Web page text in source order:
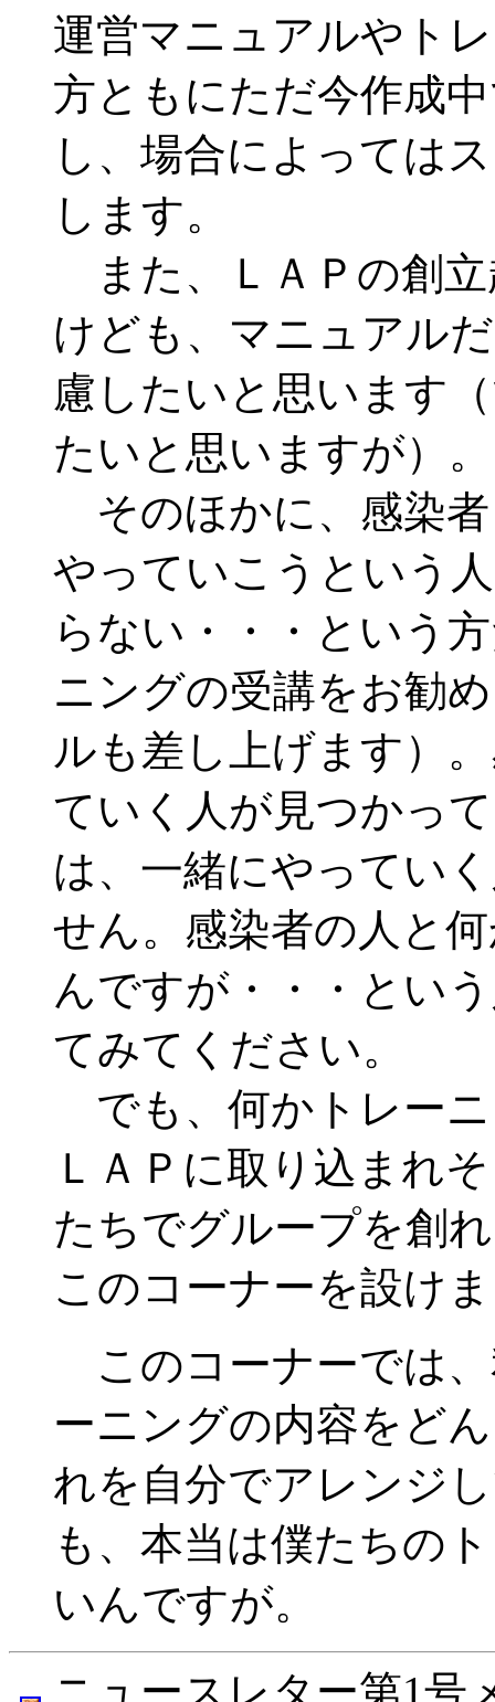
運営マニュアルやト
方ともにただ今作成
し、場合によっては
します。
また、ＬＡＰの創
けども、マニュアル
慮したいと思います
たいと思いますが）。
そのほかに、感染
やっていこうという
らない・・・という
ニングの受講をお勧
ルも差し上げます）
ていく人が見つかっ
は、一緒にやってい
せん。感染者の人と
んですが・・・とい
てみてください。
でも、何かトレー
ＬＡＰに取り込まれ
たちでグループを創
このコーナーを設け
このコーナーでは
ーニングの内容をど
れを自分でアレンジ
も、本当は僕たちの
いんですが。
ニュースレター第1号